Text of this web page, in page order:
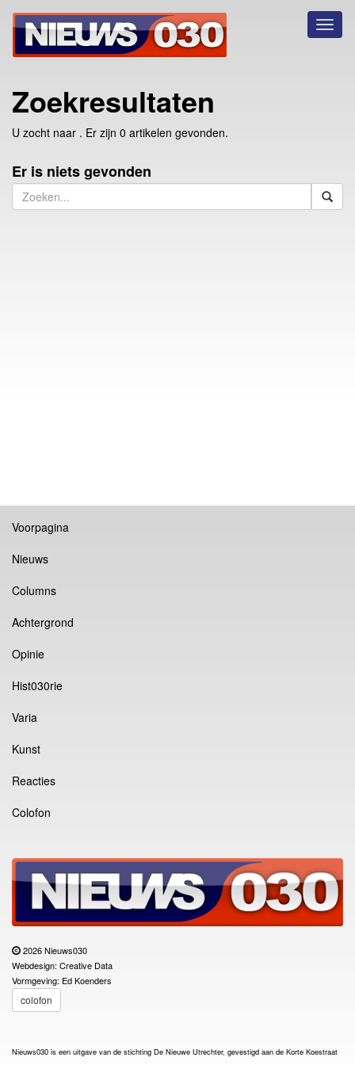
Zoekresultaten
U zocht naar . Er zijn 0 artikelen gevonden.
Er is niets gevonden
Voorpagina
Nieuws
Columns
Achtergrond
Opinie
Hist030rie
Varia
Kunst
Reacties
Colofon
2026 Nieuws030
Webdesign: Creative Data
Vormgeving: Ed Koenders
colofon
Nieuws030 is een uitgave van de stichting De Nieuwe Utrechter, gevestigd aan de Korte Koestraat